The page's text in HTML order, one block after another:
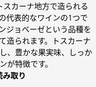
スカーナ地方で造られる
代表的なワインの1つで
ジョベーゼという品種を
造られます。トスカーナ
、豊かな果実味、しっか
が特徴です。
み取り